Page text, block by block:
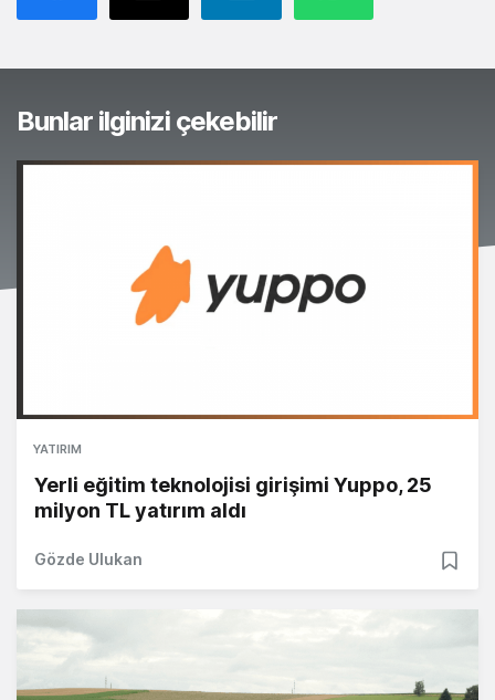
Bunlar ilginizi çekebilir
YATIRIM
Yerli eğitim teknolojisi girişimi Yuppo, 25
milyon TL yatırım aldı
Gözde Ulukan